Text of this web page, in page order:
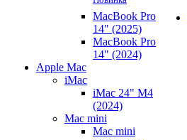
MacBook Pro
14" (2025)
MacBook Pro
14" (2024)
Apple Mac
iMac
iMac 24" M4
(2024)
Mac mini
Mac mini